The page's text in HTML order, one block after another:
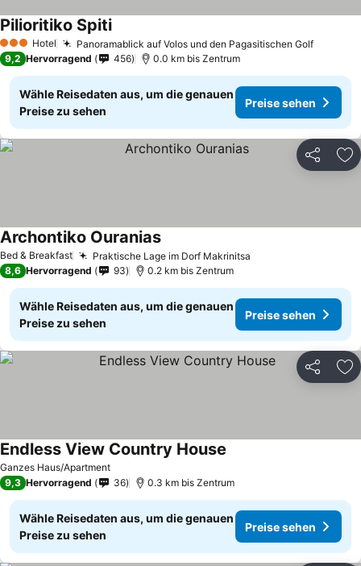
3 SterneHotel Panoramablick auf Volos und den Pagasitischen Golf
Pilioritiko Spiti
9,2 Hervorragend 456 0.0 km bis Zentrum
Wähle Reisedaten aus, um die genauen
Preise zu sehen
Preise sehen
Teilen
Bed & Breakfast Praktische Lage im Dorf Makrinitsa
Archontiko Ouranias
8,6 Hervorragend 93 0.2 km bis Zentrum
Wähle Reisedaten aus, um die genauen
Preise zu sehen
Preise sehen
Teilen
Ganzes Haus/Apartment
Endless View Country House
9,3 Hervorragend 36 0.3 km bis Zentrum
Wähle Reisedaten aus, um die genauen
Preise zu sehen
Preise sehen